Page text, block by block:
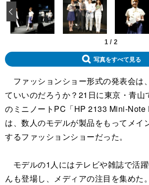
1 / 2
‹
写真をすべて見る
ファッションショー形式の発表会は
ていいのだろうか？21日に東京・青山
のミニノートPC「HP 2133 Mini-Note
は、数人のモデルが製品をもってメイ
するファッションショーだった。
モデルの1人にはテレビや雑誌で活
んも登場し、メディアの注目を集めた